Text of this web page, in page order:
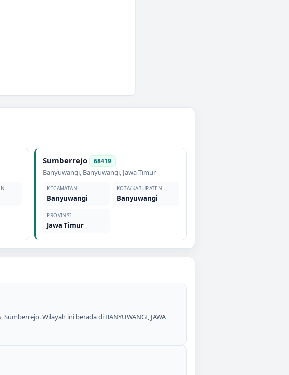
Sumberrejo 68419
Banyuwangi, Banyuwangi, Jawa Timur
KECAMATAN
Banyuwangi
KOTA/KABUPATEN
Banyuwangi
PROVINSI
Jawa Timur
Wilayah ini berada di BANYUWANGI, JAWA